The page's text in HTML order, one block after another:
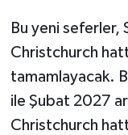
Bu yeni seferler,
Christchurch
tamamlayacak.
ile Şubat 2027
Christchurch